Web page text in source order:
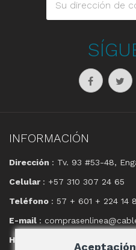
INFORMACIÓN
Dirección : Tv. 93 #53-48,
Celular : +57 310 307 24 65
Teléfono : 57 + 601 + 224 14
E-mail :
Horario